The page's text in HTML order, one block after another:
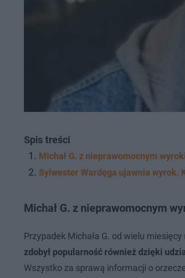
Spis treści
Michał G. z nieprawomocnym
Sylwester Wardęga ujawnia wyrok.
Michał G. z nieprawomocnym
Przypadek Michała G. od wielu
zdobył popularność również dzięki
Wszystko za sprawą informacji o